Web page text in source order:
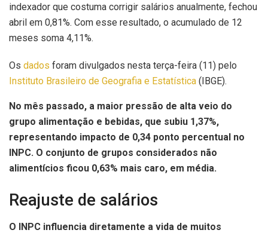
indexador que costuma corrigir salários anualmente, fechou
abril em 0,81%. Com esse resultado, o acumulado de 12
meses soma 4,11%.
Os dados foram divulgados nesta terça-feira (11) pelo
Instituto Brasileiro de Geografia e Estatística (IBGE).
No mês passado, a maior pressão de alta veio do
grupo alimentação e bebidas, que subiu 1,37%,
representando impacto de 0,34 ponto percentual no
INPC. O conjunto de grupos considerados não
alimentícios ficou 0,63% mais caro, em média.
Reajuste de salários
O INPC influencia diretamente a vida de muitos